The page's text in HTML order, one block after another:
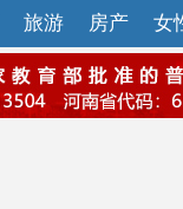
旅游 房产 女